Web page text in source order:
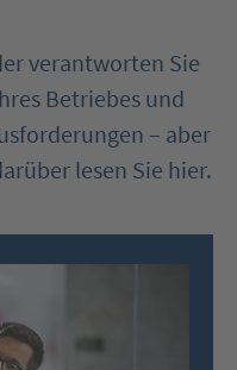
verantworten Sie
Betriebes und
– aber
lesen Sie hier.